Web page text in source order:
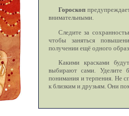
Гороскоп
внимательными.
Следите за
чтобы заняться
получении ещё одного
Какими красками
выбирают сами. Уделите
понимания и терпения. Не
к близким и друзьям. Они